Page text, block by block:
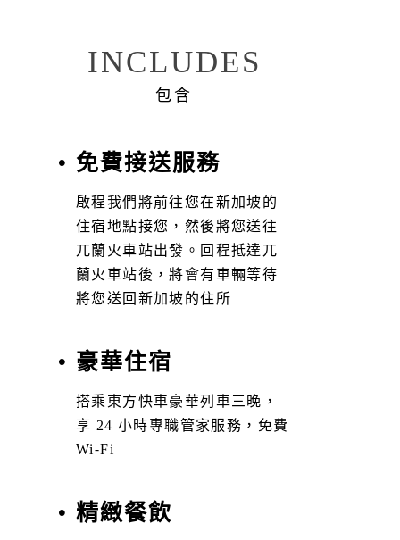
INCLUDES
包含
• 免費接送服務
啟程我們將前往您在新加坡的
住宿地點接您，然後將您送往
兀蘭火車站出發。回程抵達兀
蘭火車站後，將會有車輛等待
將您送回新加坡的住所
• 豪華住宿
搭乘東方快車豪華列車三晚，
享 24 小時專職管家服務，免費
Wi-Fi
• 精緻餐飲